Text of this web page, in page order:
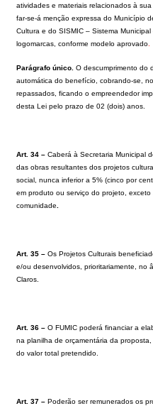
atividades e materiais relacionados à
far-se-á menção expressa do Município
Cultura e do SISMIC – Sistema
logomarcas, conforme modelo aprovado
Parágrafo único. O descumprimento do
automática do benefício, cobrando-se,
repassados, ficando o empreendedor
desta Lei pelo prazo de 02 (dois) anos.
Art. 34 – Caberá à Secretaria Municipal
das obras resultantes dos projetos
social, nunca inferior a 5% (cinco por
em produto ou serviço do projeto,
comunidade
Art. 35 – Os Projetos Culturais
e/ou desenvolvidos, prioritariamente, no
Claros.
Art. 36 – O FUMIC poderá financiar a
na planilha de orçamentária da
do valor total pretendido.
Art. 37 – Poderão ser remunerados os